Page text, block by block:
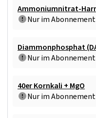
Ammoniumnitrat-
Nur im Abonnement
Diammonphosphat
Nur im Abonnement
40er Kornkali + MgO
Nur im Abonnement